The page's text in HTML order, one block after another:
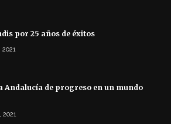
por 25 años de éxitos
2021
Andalucía de progreso en un mundo
2021